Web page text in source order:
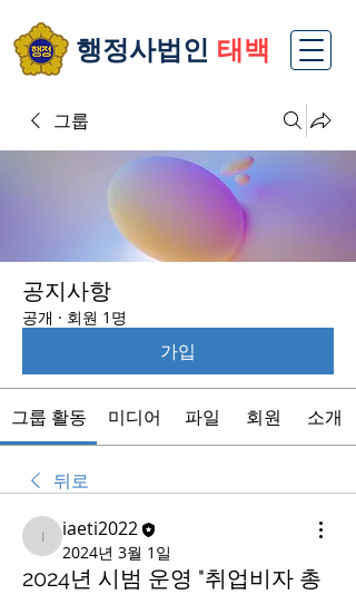
​행정사법인 태백
그룹
공지사항
공개 · 회원 1명
가입
그룹 활동 미디어 파일 회원 소개
뒤로
iaeti2022
iaeti2022
2024년 3월 1일
2024년 시범 운영 "취업비자 총